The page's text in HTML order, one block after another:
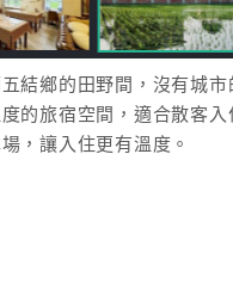
的田野間，沒有城市
的旅宿空間，適合散客
，讓入住更有溫度。